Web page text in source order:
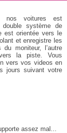
nos voitures est
double système de
est orientée vers le
et enregistre les
du moniteur, l’autre
la piste. Vous
vers vos videos en
jours suivant votre
assez mal...